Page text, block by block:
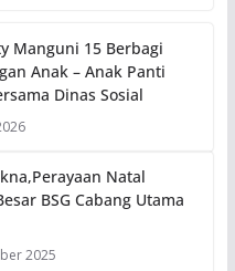
Manguni 15 Berbagi
Anak – Anak Panti
Dinas Sosial
Natal
BSG Cabang Utama
2025